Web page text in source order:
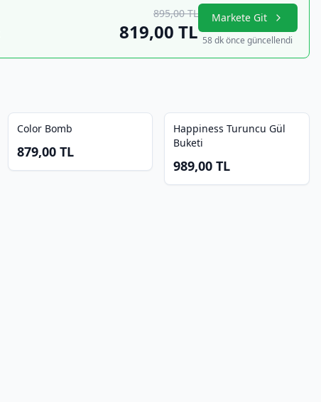
895,00TL
819,00 TL
Markete Git
58 dk önce güncellendi
Color Bomb
879,00TL
Happiness Turuncu Gül
Buketi
989,00 TL